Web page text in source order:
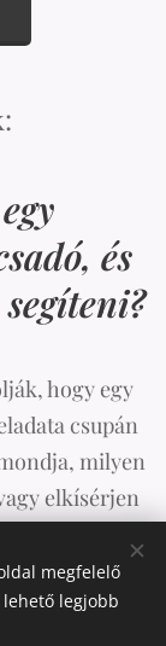
és
hogy egy
csupán
milyen
elkísérjen
megfelelő
legjobb